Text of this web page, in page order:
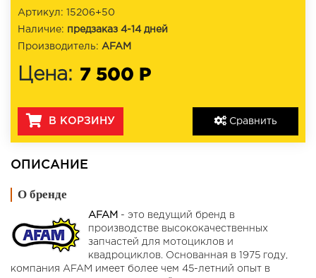
Сравнить
Артикул: 15206+50
Наличие: предзаказ 4-14 дней
Производитель: AFAM
Цена: 7 500 Р
В КОРЗИНУ
ОПИСАНИЕ
О бренде
AFAM - это ведущий бренд в
производстве высококачественных
запчастей для мотоциклов и
квадроциклов. Основанная в 1975 году,
компания AFAM имеет более чем 45-летний опыт в